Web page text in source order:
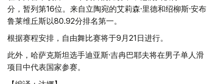
分，暂列第16位。来自立陶宛的艾莉森·里德和绍柳斯·安布
鲁莱维丘斯以80.92分排名第一。
根据赛程安排，自由舞比赛将于9月21日进行。
此外，哈萨克斯坦选手迪亚斯·吉冉巴耶夫将在男子单人滑
项目中代表国家参赛。